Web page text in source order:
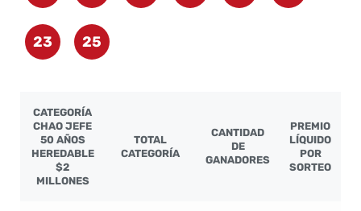
23 25
CATEGORÍA
CHAO JEFE
50 AÑOS
HEREDABLE
$2
MILLONES
TOTAL
CATEGORÍA
CANTIDAD
DE
GANADORES
PREMIO
LÍQUIDO
POR
SORTEO